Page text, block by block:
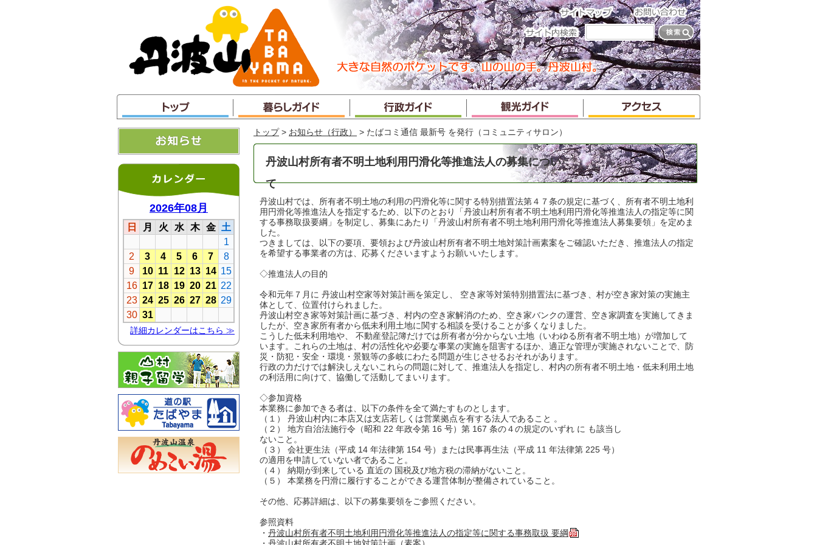
ャ
ン
プ
トップ > お知らせ（行政） > たばコミ通信 最新号 を発行（コミュニティサロン）
丹波山村所有者不明土地利用円滑化等推進法人の募集につい
て
丹波山村では、所有者不明土地の利用の円滑化等に関する特別措置法第４７条の規定に基づく、所有者不明土地利
用円滑化等推進法人を指定するため、以下のとおり「丹波山村所有者不明土地利用円滑化等推進法人の指定等に関
する事務取扱要綱」を制定し、募集にあたり「丹波山村所有者不明土地利用円滑化等推進法人募集要領」を定めま
した。
つきましては、以下の要項、要領および丹波山村所有者不明土地対策計画素案をご確認いただき、推進法人の指定
を希望する事業者の方は、応募くださいますようお願いいたします。
◇推進法人の目的
令和元年７月に 丹波山村空家等対策計画を策定し、 空き家等対策特別措置法に基づき、村が空き家対策の実施主
体として、位置付けられました。
丹波山村空き家等対策計画に基づき、村内の空き家解消のため、空き家バンクの運営、空き家調査を実施してきま
したが、空き家所有者から低未利用土地に関する相談を受けることが多くなりました。
こうした低未利用地や、 不動産登記簿だけでは所有者が分からない土地（いわゆる所有者不明土地）が増加して
います。これらの土地は、村の活性化や必要な事業の実施を阻害するほか、適正な管理が実施されないことで、防
災・防犯・安全・環境・景観等の多岐にわたる問題が生じさせるおそれがあります。
行政の力だけでは解決しえないこれらの問題に対して、推進法人を指定し、村内の所有者不明土地・低未利用土地
の利活用に向けて、協働して活動してまいります。
◇参加資格
本業務に参加できる者は、以下の条件を全て満たすものとします。
（１） 丹波山村内に本店又は支店若しくは営業拠点を有する法人であること 。
（２） 地方自治法施行令（昭和 22 年政令第 16 号）第 167 条の４の規定のいずれ に も該当し
ないこと。
（３） 会社更生法（平成 14 年法律第 154 号）または民事再生法（平成 11 年法律第 225 号）
の適用を申請していない者であること。
（４） 納期が到来している 直近の 国税及び地方税の滞納がないこと。
（５） 本業務を円滑に履行することができる運営体制が整備されていること。
その他、応募詳細は、以下の募集要領をご参照ください。
参照資料
・ 丹波山村所有者不明土地利用円滑化等推進法人の指定等に関する事務取扱 要綱